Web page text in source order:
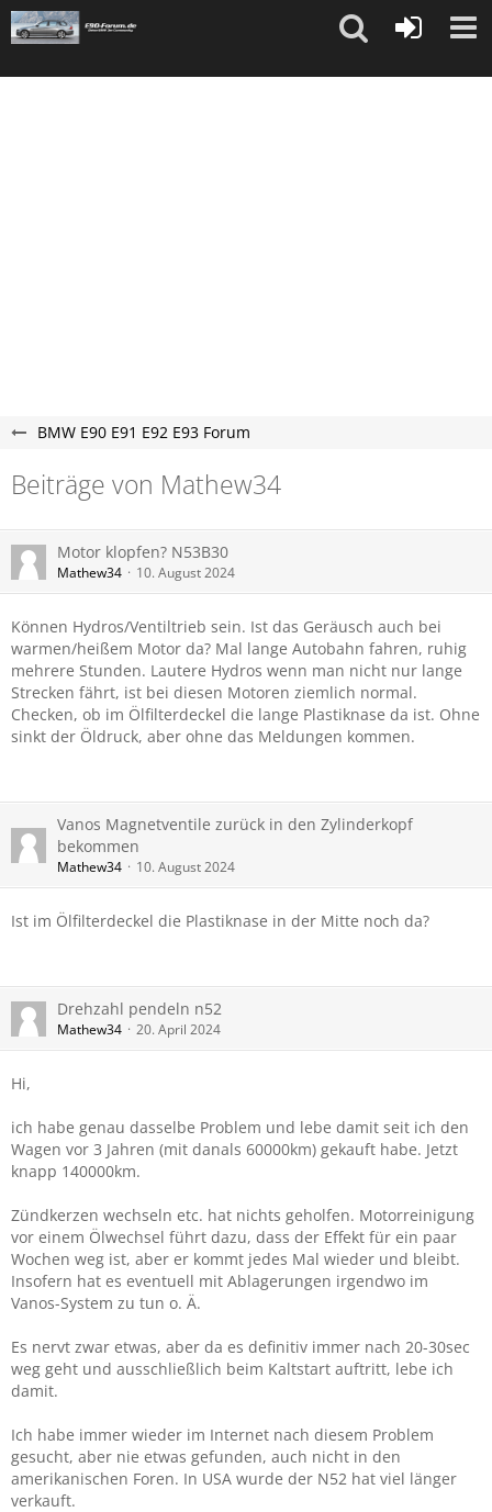
"
BMW E90 E91 E92 E93 Forum
Beiträge von Mathew34
Motor klopfen? N53B30
Mathew34 10. August 2024
Können Hydros/Ventiltrieb sein. Ist das Geräusch auch bei
warmen/heißem Motor da? Mal lange Autobahn fahren, ruhig
mehrere Stunden. Lautere Hydros wenn man nicht nur lange
Strecken fährt, ist bei diesen Motoren ziemlich normal.
Checken, ob im Ölfilterdeckel die lange Plastiknase da ist. Ohne
sinkt der Öldruck, aber ohne das Meldungen kommen.
Vanos Magnetventile zurück in den Zylinderkopf
bekommen
Mathew34 10. August 2024
Ist im Ölfilterdeckel die Plastiknase in der Mitte noch da?
Drehzahl pendeln n52
Mathew34 20. April 2024
Hi,
ich habe genau dasselbe Problem und lebe damit seit ich den
Wagen vor 3 Jahren (mit danals 60000km) gekauft habe. Jetzt
knapp 140000km.
Zündkerzen wechseln etc. hat nichts geholfen. Motorreinigung
vor einem Ölwechsel führt dazu, dass der Effekt für ein paar
Wochen weg ist, aber er kommt jedes Mal wieder und bleibt.
Insofern hat es eventuell mit Ablagerungen irgendwo im
Vanos-System zu tun o. Ä.
Es nervt zwar etwas, aber da es definitiv immer nach 20-30sec
weg geht und ausschließlich beim Kaltstart auftritt, lebe ich
damit.
Ich habe immer wieder im Internet nach diesem Problem
gesucht, aber nie etwas gefunden, auch nicht in den
amerikanischen Foren. In USA wurde der N52 hat viel länger
verkauft.